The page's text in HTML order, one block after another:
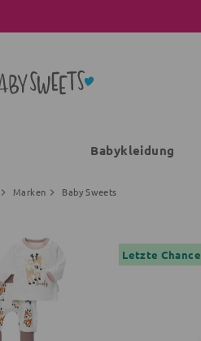
Babykleidung
Marken Baby Sweets
Letzte Chance